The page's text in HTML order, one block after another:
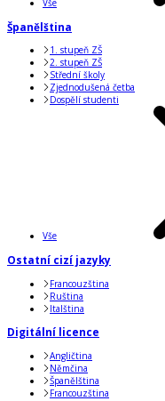
Vše
Španělština
1. stupeň ZŠ
2. stupeň ZŠ
Střední školy
Zjednodušená četba
Dospělí studenti
Vše
Ostatní cizí jazyky
Francouzština
Ruština
Italština
Digitální licence
Angličtina
Němčina
Španělština
Francouzština